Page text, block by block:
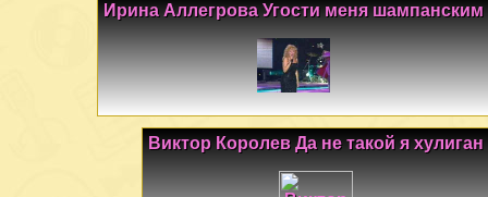
Ирина Аллегрова Угости меня шампанским
Виктор Королев Да не такой я хулиган